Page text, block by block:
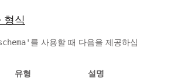
형식
를 사용할 때 다음을 제공하십
유형 설명